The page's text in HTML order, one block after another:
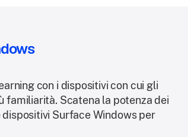
con i dispositivi con cui gli
familiarità. Scatena la potenza dei
Surface Windows per